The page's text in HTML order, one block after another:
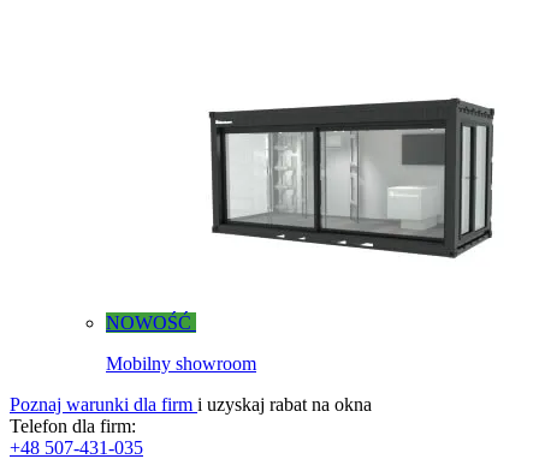
NOWOŚĆ
Mobilny showroom
Poznaj warunki dla firm i uzyskaj rabat na okna
Telefon dla firm:
+48 507-431-035